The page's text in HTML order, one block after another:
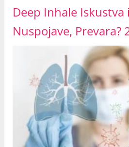
Deep Inhale Iskustva
Nuspojave, Prevara?